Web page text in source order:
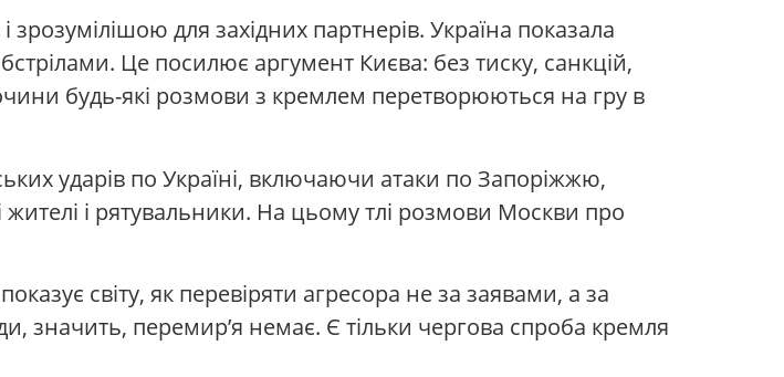
для західних партнерів. Україна показала
Це посилює аргумент Києва: без тиску, санкцій,
будь-які розмови з кремлем перетворюються на гру в
ударів по Україні, включаючи атаки по Запоріжжю,
жителі і рятувальники. На цьому тлі розмови Москви про
світу, як перевіряти агресора не за заявами, а за
значить, перемир’я немає. Є тільки чергова спроба кремля